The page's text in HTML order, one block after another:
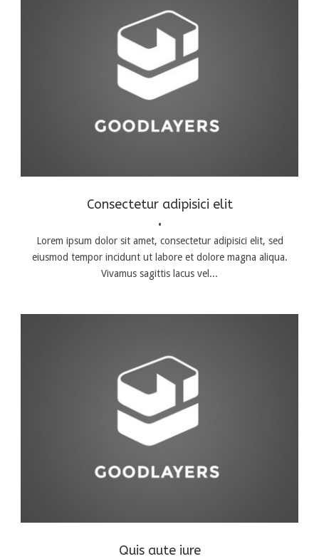
Typography
Consectetur adipisici elit
•
Lorem ipsum dolor sit amet, consectetur adipisici elit, sed
eiusmod tempor incidunt ut labore et dolore magna aliqua.
Vivamus sagittis lacus vel...
Typography
Quis aute iure